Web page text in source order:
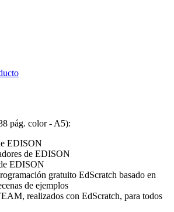
pág. color - A5):
EDISON
de EDISON
EDISON
gratuito EdScratch basado en
de ejemplos
realizados con EdScratch, para todos